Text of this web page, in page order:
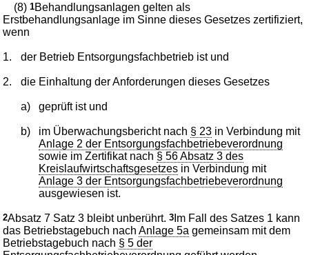
(8)1Behandlungsanlagen gelten als
Erstbehandlungsanlage im Sinne dieses Gesetzes zertifiziert,
wenn
1. der Betrieb Entsorgungsfachbetrieb ist und
2. die Einhaltung der Anforderungen dieses Gesetzes
a) geprüft ist und
b) im Überwachungsbericht nach § 23in Verbindung mit
Anlage 2 der Entsorgungsfachbetriebeverordnung
sowie im Zertifikat nach § 56 Absatz 3 des
Kreislaufwirtschaftsgesetzesin Verbindung mit
Anlage 3 der Entsorgungsfachbetriebeverordnung
ausgewiesen ist.
2Absatz 7 Satz 3 bleibt unberührt.3 Im Fall des Satzes 1 kann
das Betriebstagebuch nachAnlage 5a gemeinsam mit dem
Betriebstagebuch nach § 5 der